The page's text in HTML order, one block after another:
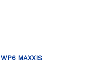
MAXXIS